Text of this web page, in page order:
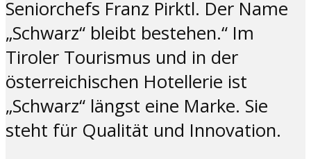
Seniorchefs Franz Pirktl. Der Name
„Schwarz“ bleibt bestehen.“ Im
Tiroler Tourismus und in der
österreichischen Hotellerie ist
„Schwarz“ längst eine Marke. Sie
steht für Qualität und Innovation.